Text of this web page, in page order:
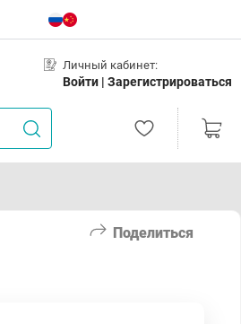
Личный кабинет:
Войти | Зарегистрироваться
Поделиться